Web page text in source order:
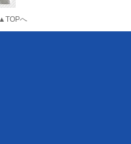
▲TOPへ